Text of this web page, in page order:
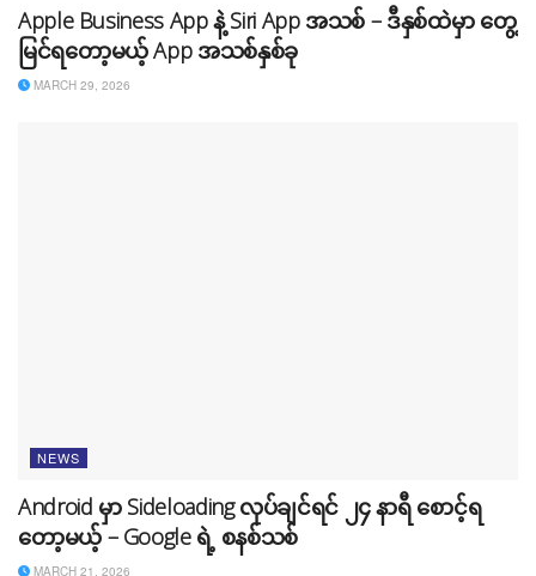
Apple Business App နဲ့ Siri App အသစ် – ဒီနှစ်ထဲမှာ တွေ့
မြင်ရတော့မယ့် App အသစ်နှစ်ခု
MARCH 29, 2026
NEWS
Android မှာ Sideloading လုပ်ချင်ရင် ၂၄ နာရီ စောင့်ရ
တော့မယ့် – Google ရဲ့ စနစ်သစ်
MARCH 21, 2026